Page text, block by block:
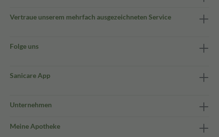
Vertraue unserem mehrfach ausgezeichneten Service
Folge uns
Sanicare App
Unternehmen
Meine Apotheke